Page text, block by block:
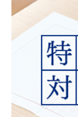
入会までの流れ
よくある質問
採用情報